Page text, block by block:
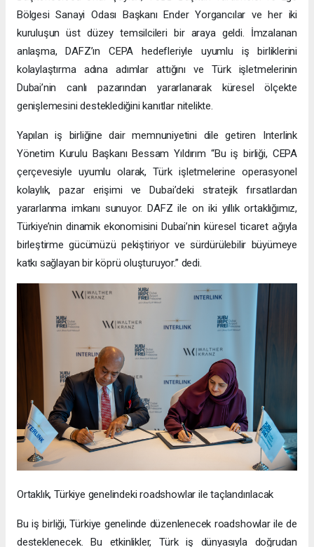
Bölgesi Sanayi Odası Başkanı Ender Yorgancılar ve her iki
kuruluşun üst düzey temsilcileri bir araya geldi. İmzalanan
anlaşma, DAFZ’ın CEPA hedefleriyle uyumlu iş birliklerini
kolaylaştırma adına adımlar attığını ve Türk işletmelerinin
Dubai’nin canlı pazarından yararlanarak küresel ölçekte
genişlemesini desteklediğini kanıtlar nitelikte.
Yapılan iş birliğine dair memnuniyetini dile getiren Interlink
Yönetim Kurulu Başkanı Bessam Yıldırım “Bu iş birliği, CEPA
çerçevesiyle uyumlu olarak, Türk işletmelerine operasyonel
kolaylık, pazar erişimi ve Dubai’deki stratejik fırsatlardan
yararlanma imkanı sunuyor. DAFZ ile on iki yıllık ortaklığımız,
Türkiye’nin dinamik ekonomisini Dubai’nin küresel ticaret ağıyla
birleştirme gücümüzü pekiştiriyor ve sürdürülebilir büyümeye
katkı sağlayan bir köprü oluşturuyor.” dedi.
Ortaklık, Türkiye genelindeki roadshowlar ile taçlandırılacak
Bu iş birliği, Türkiye genelinde düzenlenecek roadshowlar ile de
desteklenecek. Bu etkinlikler, Türk iş dünyasıyla doğrudan